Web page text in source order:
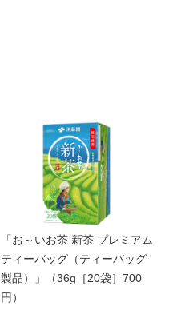
「お～いお茶 新茶 プレミアム
ティーバッグ（ティーバッグ
製品）」（36g［20袋］700
円）